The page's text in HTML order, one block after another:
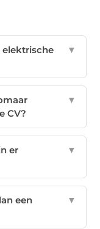
elektrische
▼
CV?
▼
er
▼
een
▼